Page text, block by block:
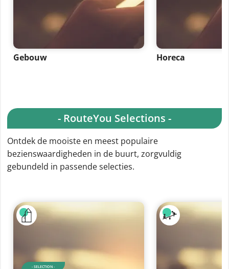
Gebouw Horeca
- RouteYou Selections -
Ontdek de mooiste en meest populaire
bezienswaardigheden in de buurt, zorgvuldig
gebundeld in passende selecties.
- SELECTION -